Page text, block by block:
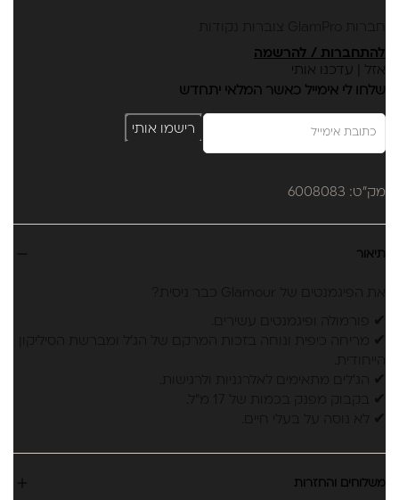
להתחברות / להרשמה
אזל | עדכנו אותי
שלחו לי אימייל כאשר המלאי יתחדש
רישמו אותי
מק"ט: 6008083
תיאור
✔ פורמולה ופיגמנטים עשירים.
✔ מריחה כיפית ונוחה בזכות המרקם של הג’ל ומברשת הסיליקון
הייחודית.
✔ הג’לים מתאימים לאלרגניות ולרגישות.
✔ בקבוק מפנק בכמות של 17 מ”ל.
✔ לא נוסה על בעלי חיים.
משלוחים והחזרות